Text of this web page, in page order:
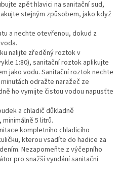
zpět hlavici na sanitační sud,
stejným způsobem, jako když
a nechte otevřenou, dokud z
nalijte zředěný roztok v
1:80), sanitační roztok aplikujte
jako vodu. Sanitační roztok nechte
odražte naražeč ze
ho vymijte čistou vodou napusťte
a chladič důkladně
5 litrů.
kompletního chladicího
kterou vsadíte do hadice za
Nezapomeňte z výčepního
pro snažší vyndání sanitační